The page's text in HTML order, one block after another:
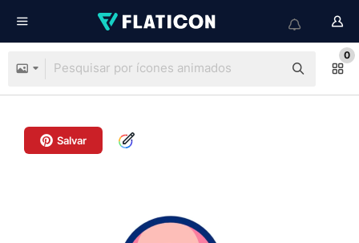
0
Salvar